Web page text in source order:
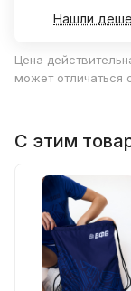
Нашли
Цена
может отличаться
С этим